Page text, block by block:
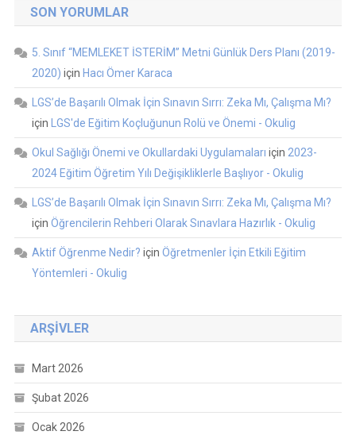
SON YORUMLAR
5. Sınıf “MEMLEKET İSTERİM” Metni Günlük Ders Planı (2019-
2020) için Hacı Ömer Karaca
LGS’de Başarılı Olmak İçin Sınavın Sırrı: Zeka Mı, Çalışma Mı?
için
LGS'de Eğitim Koçluğunun Rolü ve Önemi - Okulig
Okul Sağlığı Önemi ve Okullardaki Uygulamaları için 2023-
2024 Eğitim Öğretim Yılı Değişikliklerle Başlıyor - Okulig
LGS’de Başarılı Olmak İçin Sınavın Sırrı: Zeka Mı, Çalışma Mı?
için Öğrencilerin Rehberi Olarak Sınavlara Hazırlık - Okulig
Aktif Öğrenme Nedir? için Öğretmenler İçin Etkili Eğitim
Yöntemleri - Okulig
ARŞIVLER
Mart 2026
Şubat 2026
Ocak 2026